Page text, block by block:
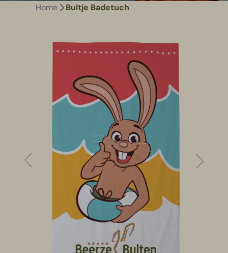
Home Bultje Badetuch